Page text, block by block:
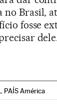
no Brasil,
fosse
PAÍS América